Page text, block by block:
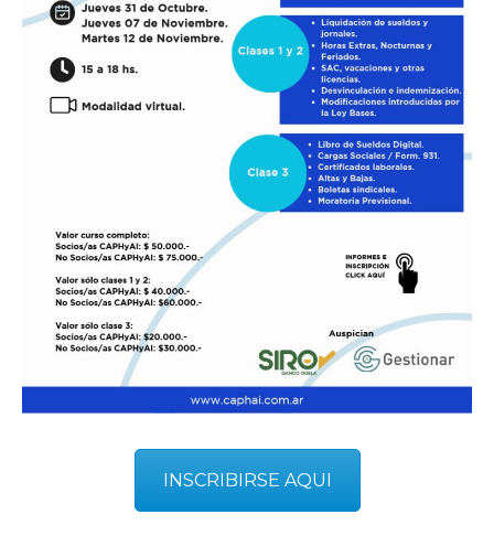
INSCRIBIRSE AQUI